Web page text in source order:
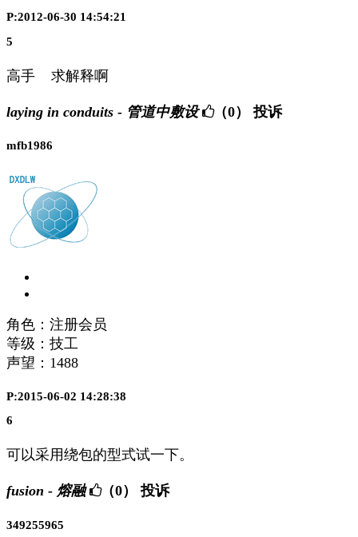
P:2012-06-30 14:54:21
5
高手 求解释啊
laying in conduits - 管道中敷设 （0） 投诉
mfb1986
角色：注册会员
等级：技工
声望： 1488
P:2015-06-02 14:28:38
6
可以采用绕包的型式试一下。
fusion - 熔融 （0） 投诉
349255965